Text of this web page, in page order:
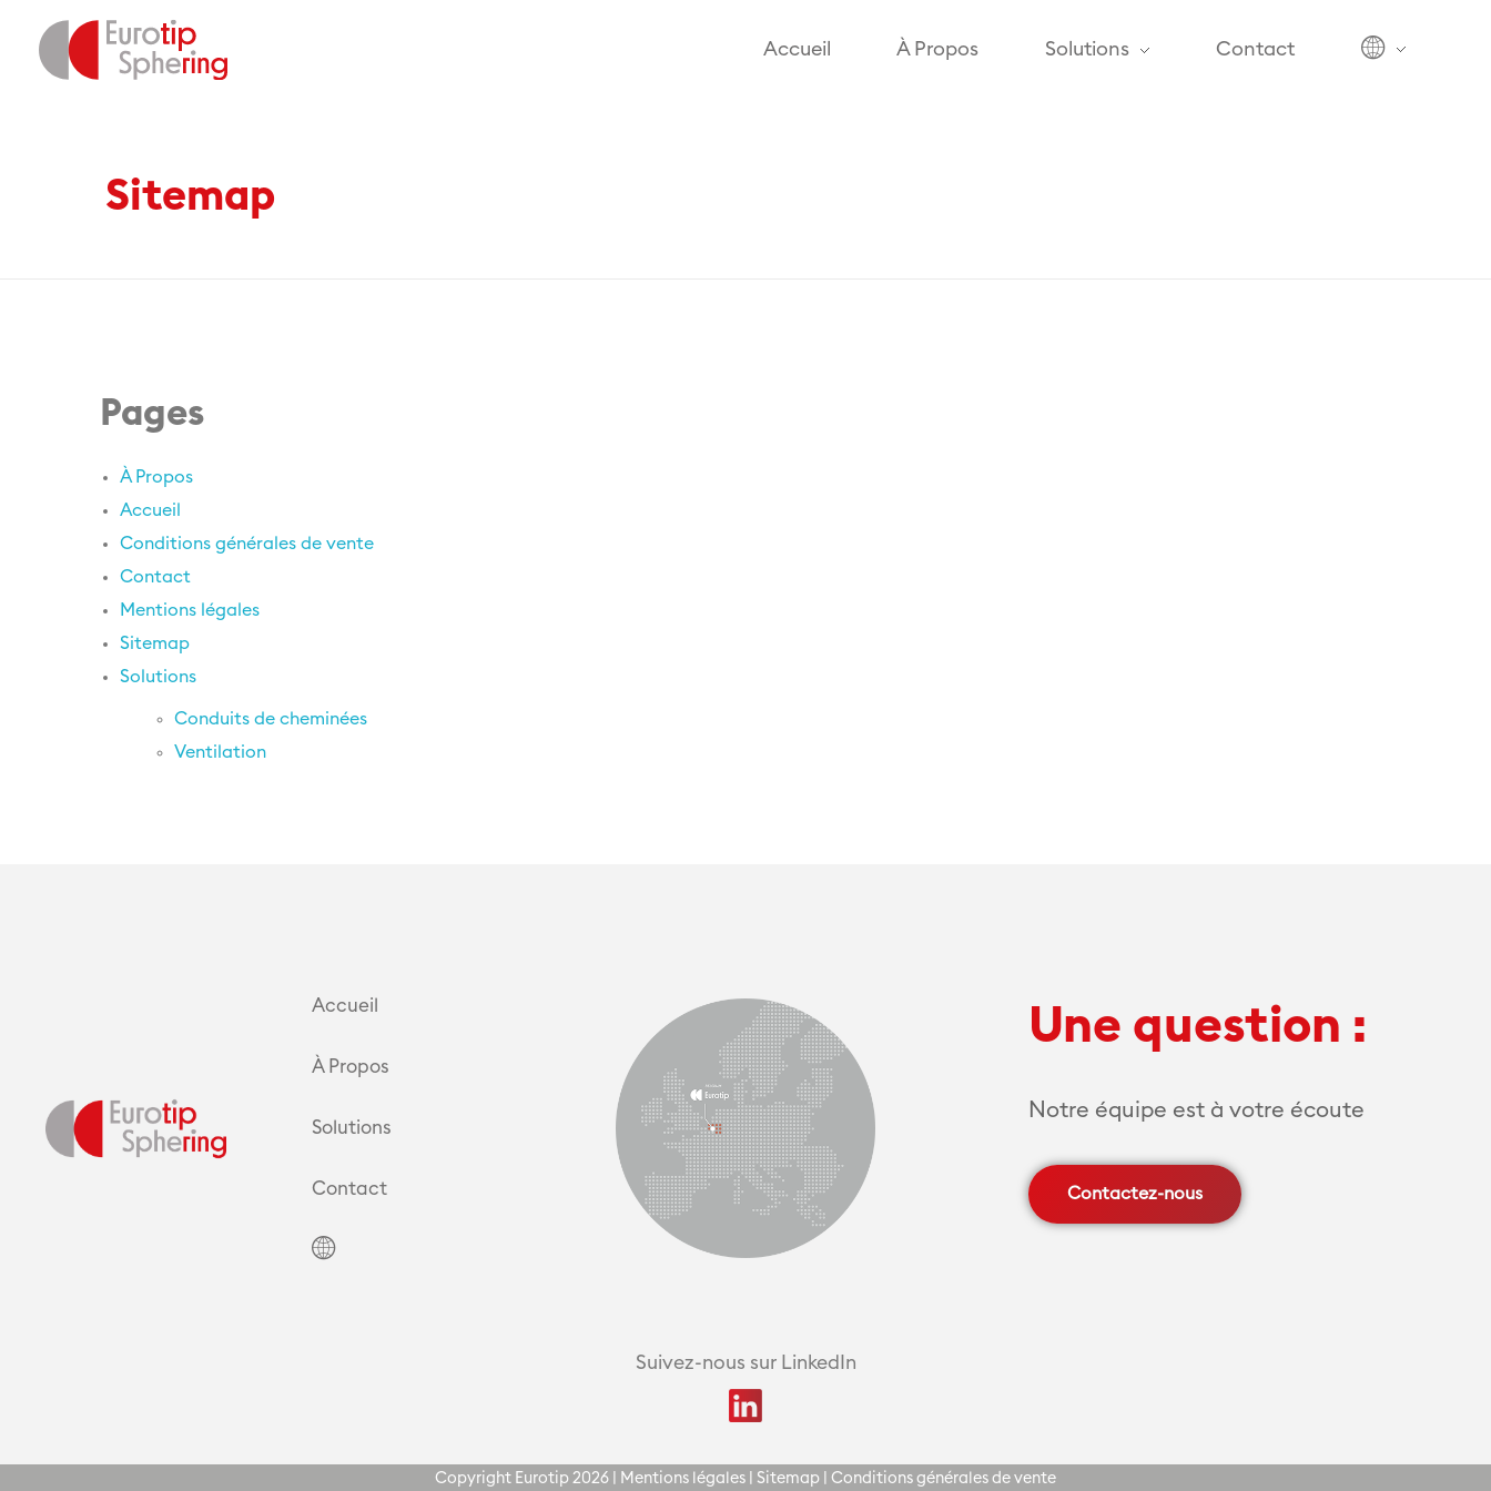
Accueil À Propos Solutions Contact
Home Sitemap
Sitemap
Pages
À Propos
Accueil
Conditions générales de vente
Contact
Mentions légales
Sitemap
Solutions
Conduits de cheminées
Ventilation
Accueil
À Propos
Solutions
Contact
Une question :
Notre équipe est à votre écoute
Contactez-nous
Suivez-nous sur LinkedIn
Copyright Eurotip 2026 | Mentions légales Sitemap Conditions générales de vente